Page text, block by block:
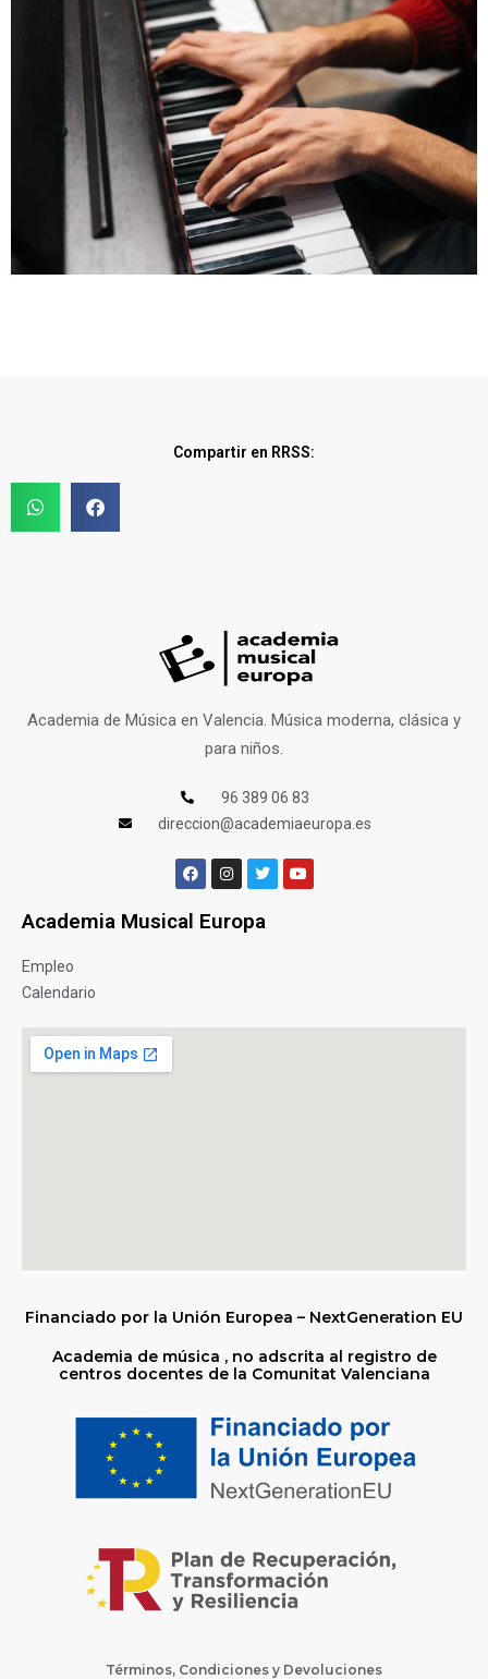
Compartir en RRSS:
Academia de Música en Valencia. Música moderna, clásica y
para niños.
96 389 06 83
direccion@academiaeuropa.es
Academia Musical Europa
Empleo
Calendario
Financiado por la Unión Europea – NextGeneration EU
Academia de música , no adscrita al registro de
centros docentes de la Comunitat Valenciana
Términos, Condiciones y Devoluciones